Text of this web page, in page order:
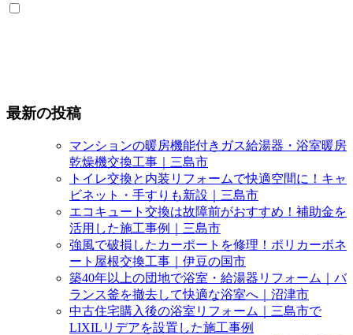
最新の投稿
マンションの暖房機能付きガス給湯器・浴室暖房
乾燥機交換工事｜三島市
トイレ交換と内装リフォームで快適空間に！キャ
ビネット・手すりも新設｜三島市
エコキュート交換は故障前がおすすめ！補助金を
活用した施工事例｜三島市
強風で破損したカーポートを修理！ポリカーボネ
ート屋根交換工事｜伊豆の国市
築40年以上の団地で浴室・給湯器リフォーム｜バ
ランス釜を撤去して快適な浴室へ｜沼津市
中古住宅購入後の浴室リフォーム｜三島市で
LIXILリデアを設置した施工事例